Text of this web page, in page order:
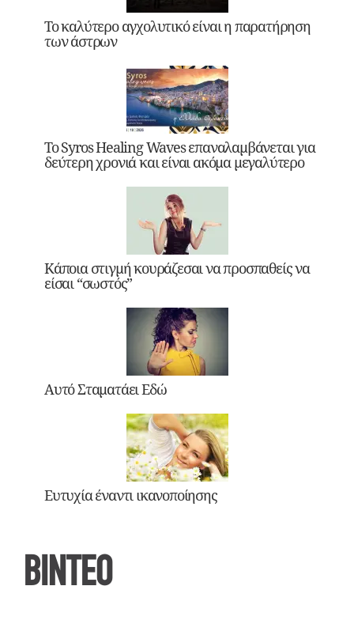
Το καλύτερο αγχολυτικό είναι η παρατήρηση
των άστρων
Το Syros Healing Waves επαναλαμβάνεται για
δεύτερη χρονιά και είναι ακόμα μεγαλύτερο
Κάποια στιγμή κουράζεσαι να προσπαθείς να
είσαι “σωστός”
Αυτό Σταματάει Εδώ
Ευτυχία έναντι ικανοποίησης
ΒΙΝΤΕΟ